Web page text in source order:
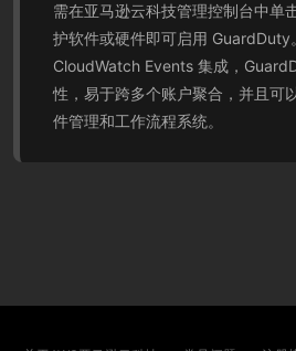
需在亚马逊云科技管理控制台中单
护软件或硬件即可启用 GuardDuty
CloudWatch Events 集成，
性，易于跨多个账户聚合，并且可
件管理和工作流程系统。